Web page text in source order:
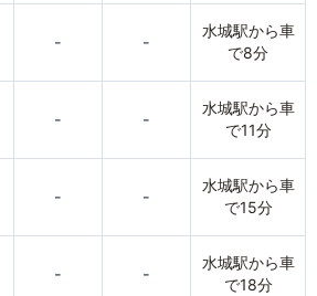
- -
水城駅から車
で8分
- -
水城駅から車
で11分
- -
水城駅から車
で15分
- -
水城駅から車
で18分